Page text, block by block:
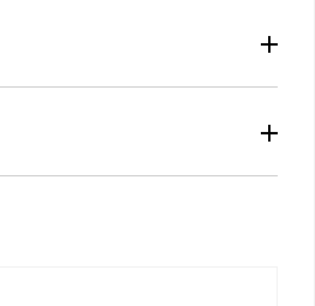
ー
い。登録完了後、電子保証書が発行さ